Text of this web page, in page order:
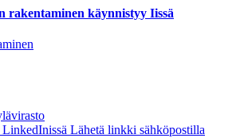
rakentaminen käynnistyy Iissä
LinkedInissä Lähetä linkki sähköpostilla